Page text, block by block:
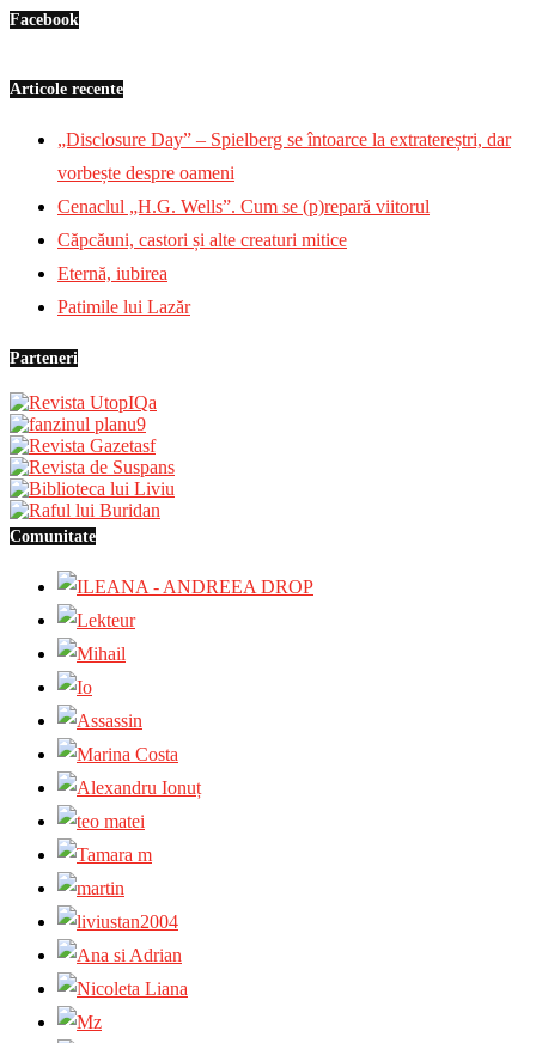
Facebook
Articole recente
„Disclosure Day” – Spielberg se întoarce la extratereștri, dar
vorbește despre oameni
Cenaclul „H.G. Wells”. Cum se (p)repară viitorul
Căpcăuni, castori și alte creaturi mitice
Eternă, iubirea
Patimile lui Lazăr
Parteneri
Comunitate